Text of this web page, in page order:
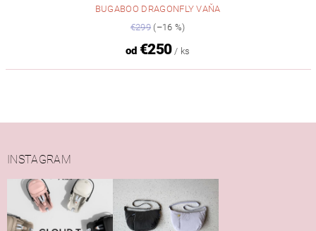
BUGABOO DRAGONFLY VAŇA
€299 (–16 %)
od€250 / ks
INSTAGRAM